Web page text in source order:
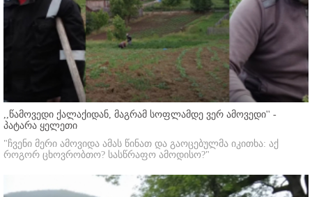
,,წამოვედი ქალაქიდან, მაგრამ სოფლამდე ვერ ამოვედი'' -
პატარა ყელეთი
"ჩვენი მერი ამოვიდა ამას წინათ და გაოცებულმა იკითხა: აქ
როგორ ცხოვრობთო? სასწრაფო ამოდისო?"